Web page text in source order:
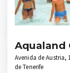
Aqualand
Avenida de Austria,
de Tenerife